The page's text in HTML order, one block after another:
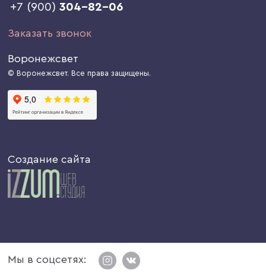
+7 (900)304-82-06
Заказать звонок
Воронежсвет
© Воронежсвет. Все права защищены.
Создание сайта
Мы в соцсетях: